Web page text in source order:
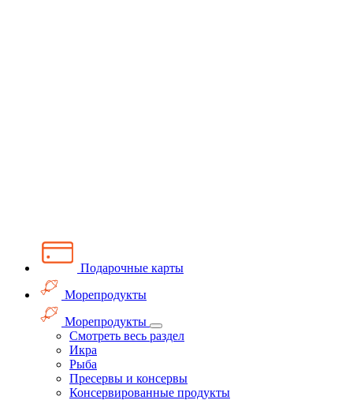
Подарочные карты
Морепродукты
Морепродукты
Смотреть весь раздел
Икра
Рыба
Пресервы и консервы
Консервированные продукты